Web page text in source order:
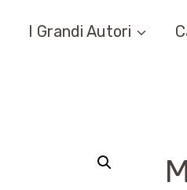
I Grandi Autori